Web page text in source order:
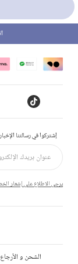
إشتركوا في رسالتنا
يرجى الاطلاع على إشعار
الشحن و الأرجاع